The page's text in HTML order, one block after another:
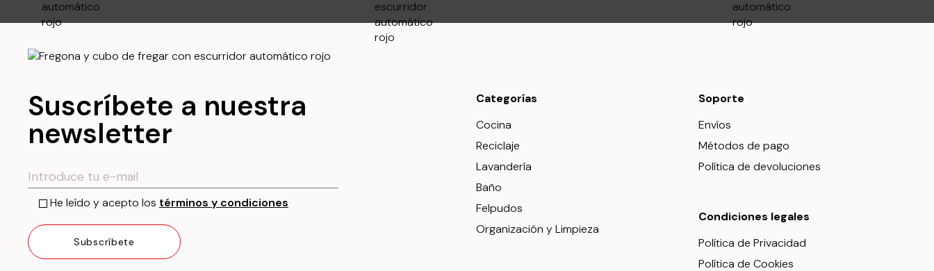
Suscríbete a nuestra
newsletter
He leído y acepto los términos y condiciones
Categorías
Cocina
Reciclaje
Lavandería
Baño
Felpudos
Organización y Limpieza
Soporte
Envíos
Métodos de pago
Política de devoluciones
Condiciones legales
Política de Privacidad
Política de Cookies